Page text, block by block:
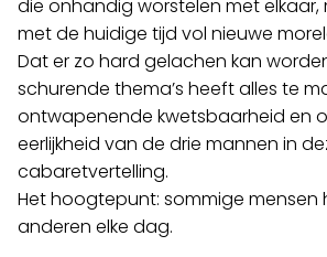
die onhandig worstelen met elkaar,
met de huidige tijd vol nieuwe
Dat er zo hard gelachen kan
schurende thema’s heeft alles te
ontwapenende kwetsbaarheid en
eerlijkheid van de drie mannen in
cabaretvertelling.
Het hoogtepunt: sommige mensen
anderen elke dag.